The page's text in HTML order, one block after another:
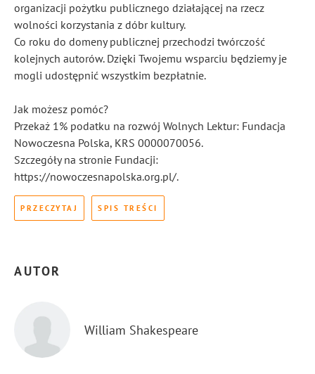
organizacji pożytku publicznego działającej na rzecz
wolności korzystania z dóbr kultury.
Co roku do domeny publicznej przechodzi twórczość
kolejnych autorów. Dzięki Twojemu wsparciu będziemy je
mogli udostępnić wszystkim bezpłatnie.
Jak możesz pomóc?
Przekaż 1% podatku na rozwój Wolnych Lektur: Fundacja
Nowoczesna Polska, KRS 0000070056.
Szczegóły na stronie Fundacji:
https://nowoczesnapolska.org.pl/.
PRZECZYTAJ SPIS TREŚCI
AUTOR
William Shakespeare